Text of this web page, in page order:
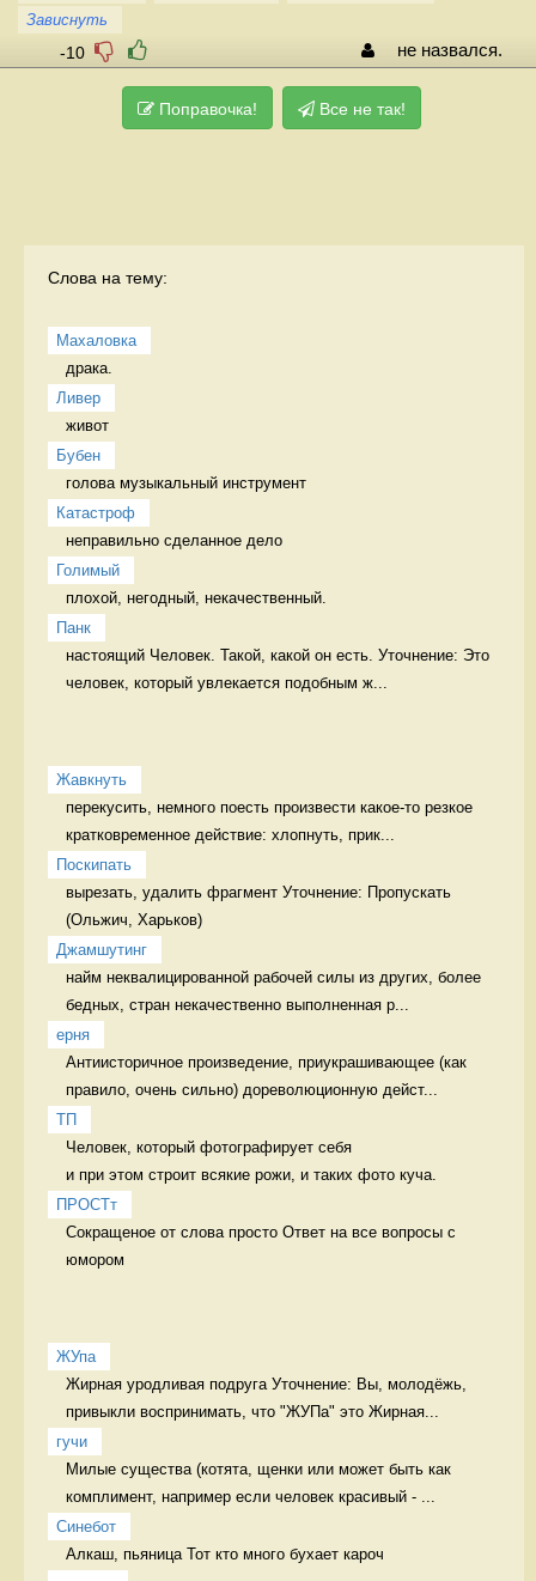
Зависнуть
-10 не назвался.
Поправочка! Все не так!
Слова на тему:
Махаловка
драка.
Ливер
живот
Бубен
голова музыкальный инструмент
Катастроф
неправильно сделанное дело
Голимый
плохой, негодный, некачественный.
Панк
настоящий Человек. Такой, какой он есть. Уточнение: Это
человек, который увлекается подобным ж...
Жавкнуть
перекусить, немного поесть произвести какое-то резкое
кратковременное действие: хлопнуть, прик...
Поскипать
вырезать, удалить фрагмент Уточнение: Пропускать
Джамшутинг
найм неквалицированной рабочей силы из других, более
бедных, стран некачественно выполненная р...
ерня
Антиисторичное произведение, приукрашивающее (как
правило, очень сильно) дореволюционную дейст...
ТП
Человек, который фотографирует себя
и при этом строит всякие рожи, и таких фото куча.
ПРОСТт
Сокращеное от слова просто Ответ на все вопросы с
юмором
ЖУпа
Жирная уродливая подруга Уточнение: Вы, молодёжь,
привыкли воспринимать, что "ЖУПа" это Жирная...
гучи
Милые существа (котята, щенки или может быть как
комплимент, например если человек красивый - ...
Синебот
Алкаш, пьяница Тот кто много бухает кароч